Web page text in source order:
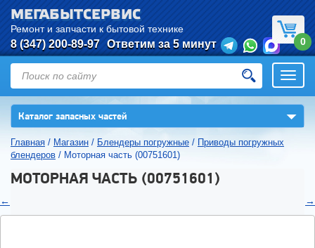
МЕГАБЫТСЕРВИС
Ремонт и запчасти к бытовой технике
8 (347) 200-89-97 Ответим за 5 минут 0
Каталог запасных частей ▼
Главная / Магазин / Блендеры погружные / Приводы погружных
блендеров / Моторная часть (00751601)
МОТОРНАЯ ЧАСТЬ (00751601)
← →